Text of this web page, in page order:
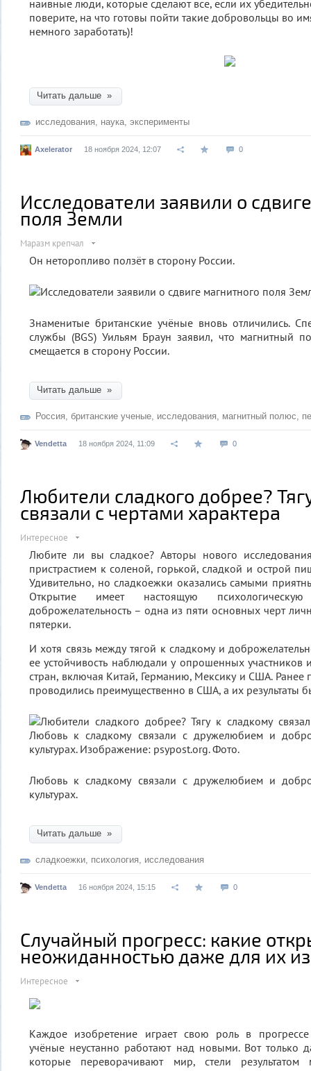
наивные люди, которые сделают все, если их
поверите, на что готовы пойти такие добровольцы во
немного заработать)!
Читать дальше »
исследования, наука, эксперименты
Axelerator 18 ноября 2024, 12:07 0
Исследователи заявили о
поля Земли
Маразм крепчал
Он неторопливо ползёт в сторону России.
Знаменитые британские учёные вновь отличились.
службы (BGS) Уильям Браун заявил, что магнитный
смещается в сторону России.
Читать дальше »
Россия, британские ученые, исследования, магнитный полюс,
Vendetta 18 ноября 2024, 11:09 0
Любители сладкого добрее?
связали с чертами характера
Интересное
Любите ли вы сладкое? Авторы нового
пристрастием к соленой, горькой, сладкой и острой
Удивительно, но сладкоежки оказались самыми
Открытие имеет настоящую
доброжелательность – одна из пяти основных черт
пятерки.
И хотя связь между тягой к сладкому и
ее устойчивость наблюдали у опрошенных участников
стран, включая Китай, Германию, Мексику и США. Ранее
проводились преимущественно в США, а их результаты
Любовь к сладкому связали с дружелюбием и
культурах.
Читать дальше »
сладкоежки, психология, исследования
Vendetta 16 ноября 2024, 15:15 0
Случайный прогресс: какие
неожиданностью даже для их
Интересное
Каждое изобретение играет свою роль в прогрессе
учёные неустанно работают над новыми. Вот только
которые переворачивают мир, стели результатом